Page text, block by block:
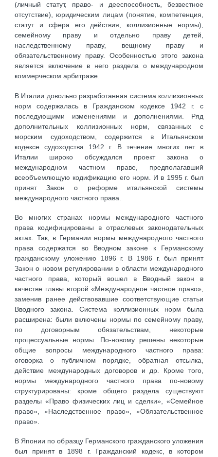
(личный статут, право- и дееспособность, безвестное
отсутствие), юридическим лицам (понятие, компетенция,
статут и сфера его действия, коллизионные нормы),
семейному праву и отдельно праву детей,
наследственному праву, вещному праву и
обязательственному праву. Особенностью этого закона
является включение в него раздела о международном
коммерческом арбитраже.
В Италии довольно разработанная система коллизионных
норм содержалась в Гражданском кодексе 1942 г. с
последующими изменениями и дополнениями. Ряд
дополнительных коллизионных норм, связанных с
морским судоходством, содержится в Итальянском
кодексе судоходства 1942 г. В течение многих лет в
Италии широко обсуждался проект закона о
международном частном праве, предполагавший
всеобъемлющую кодификацию его норм. И в 1995 г. был
принят Закон о реформе итальянской системы
международного частного права.
Во многих странах нормы международного частного
права кодифицированы в отраслевых законодательных
актах. Так, в Германии нормы международного частного
права содержатся во Вводном законе к Германскому
гражданскому уложению 1896 г. В 1986 г. был принят
Закон о новом регулировании в области международного
частного права, который вошел в Вводный закон в
качестве главы второй «Международное частное право»,
заменив ранее действовавшие соответствующие статьи
Вводного закона. Система коллизионных норм была
расширена: были включены нормы по семейному праву,
по договорным обязательствам, некоторые
процессуальные нормы. По-новому решены некоторые
общие вопросы международного частного права:
оговорка о публичном порядке, обратная отсылка,
действие международных договоров и др. Кроме того,
нормы международного частного права по-новому
структурированы: кроме общего раздела существуют
разделы «Право физических лиц и сделки», «Семейное
право», «Наследственное право», «Обязательственное
право».
В Японии по образцу Германского гражданского уложения
был принят в 1898 г. Гражданский кодекс, в котором